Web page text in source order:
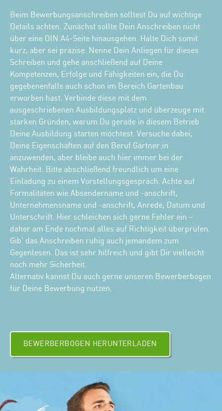
Beim Bewerbungsanschreiben solltest Du auf wichtige
Details achten. Zunächst sollte Dein Anschreiben nicht
über eine DIN A4-Seite hinausgehen. Halte Dich somit
kurz, aber sei präzise. Nenne Dein Anliegen für dieses
Schreiben und gehe anschließend auf Deine
Kompetenzen, Erfolge und Fähigkeiten ein, die Du
gegebenenfalls auch schon im Bereich Gartenbau
erworben hast. Verbinde diese mit dem
ausgeschriebenen Ausbildungsplatz und überzeuge mit
starken Gründen, warum Du gerade in diesem Betrieb
Deine Ausbildung starten möchtest. Versuche dabei,
Deine Eigenschaften auf den Beruf Gärtner:in
anzuwenden, aber bleibe auch hier immer bei der
Wahrheit. Bitte abschließend freundlich um eine
Einladung zu einem Vorstellungsgespräch. Achte auf
Formalitäten wie Absendername und -anschrift,
Unternehmensname und -anschrift, Anrede, Datum und
Unterschrift. Hier schleichen sich gerne Fehler ein –
daher am Ende nochmal alles auf Richtigkeit überprüfen.
Gib‘ das Anschreiben ruhig auch jemandem zum
Gegenlesen. Das ist sehr hilfreich und gibt Dir vielleicht
noch mehr Sicherheit.
Alternativ kannst Du auch gerne unseren Bewerberbogen
für Deine Bewerbung nutzen.
BEWERBERBOGEN HERUNTERLADEN